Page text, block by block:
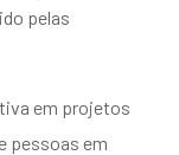
pelas
em projetos
pessoas em